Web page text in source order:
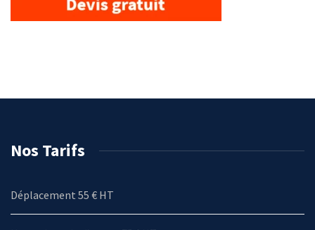
Nos Tarifs
Déplacement 55 € HT